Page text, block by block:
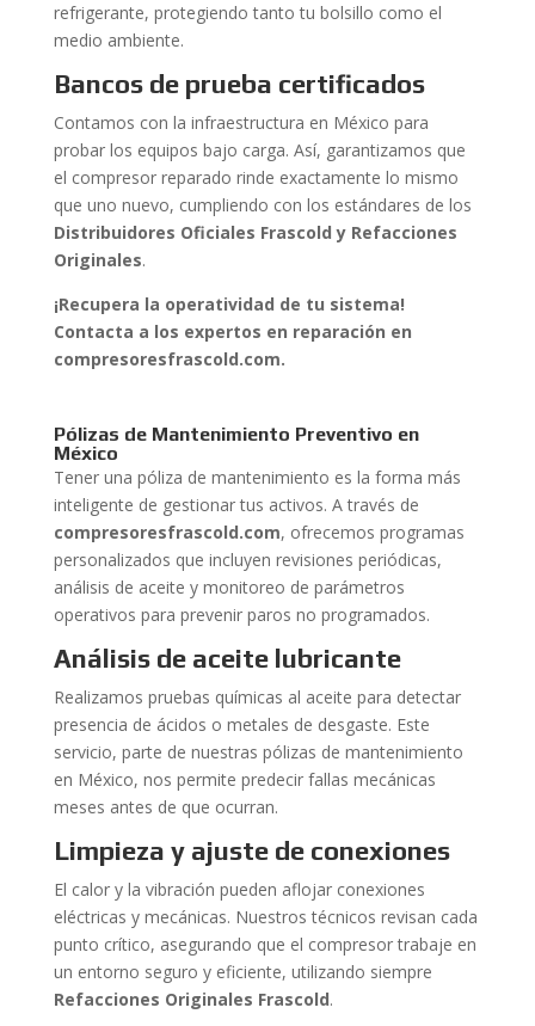
refrigerante, protegiendo tanto tu bolsillo como el
medio ambiente.
Bancos de prueba certificados
Contamos con la infraestructura en México para
probar los equipos bajo carga. Así, garantizamos que
el compresor reparado rinde exactamente lo mismo
que uno nuevo, cumpliendo con los estándares de los
Distribuidores Oficiales Frascold y Refacciones
Originales.
¡Recupera la operatividad de tu sistema!
Contacta a los expertos en reparación en
compresoresfrascold.com.
Pólizas de Mantenimiento Preventivo en
México
Tener una póliza de mantenimiento es la forma más
inteligente de gestionar tus activos. A través de
compresoresfrascold.com, ofrecemos programas
personalizados que incluyen revisiones periódicas,
análisis de aceite y monitoreo de parámetros
operativos para prevenir paros no programados.
Análisis de aceite lubricante
Realizamos pruebas químicas al aceite para detectar
presencia de ácidos o metales de desgaste. Este
servicio, parte de nuestras pólizas de mantenimiento
en México, nos permite predecir fallas mecánicas
meses antes de que ocurran.
Limpieza y ajuste de conexiones
El calor y la vibración pueden aflojar conexiones
eléctricas y mecánicas. Nuestros técnicos revisan cada
punto crítico, asegurando que el compresor trabaje en
un entorno seguro y eficiente, utilizando siempre
Refacciones Originales Frascold.